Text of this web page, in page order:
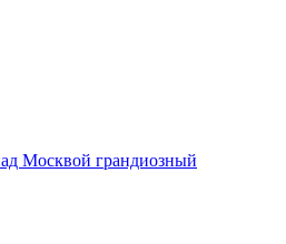
Москвой грандиозный